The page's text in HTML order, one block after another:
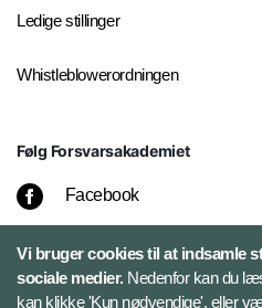
Ledige stillinger
Whistleblowerordningen
Følg Forsvarsakademiet
Facebook
LinkedIn
Twitter
Vi bruger cookies til at indsamle
sociale medier.Nedenfor kan du
kan klikke 'Kun nødvendige', eller